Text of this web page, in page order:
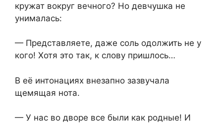
кружат вокруг вечного? Но девчушка не
унималась:
— Представляете, даже соль одолжить не у
кого! Хотя это так, к слову пришлось…
В её интонациях внезапно зазвучала
щемящая нота.
— У нас во дворе все были как родные! И